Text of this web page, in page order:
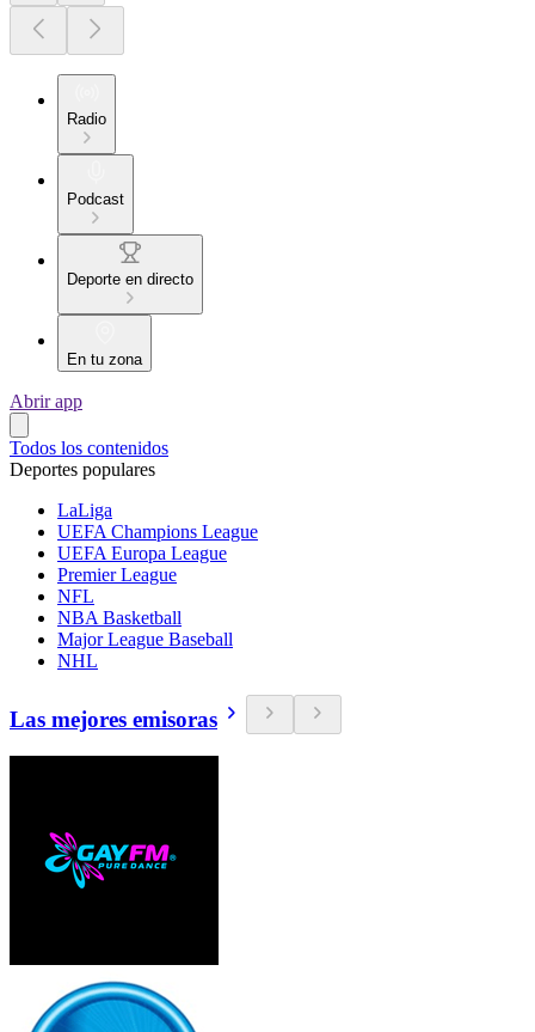
Radio
Podcast
Deporte en directo
En tu zona
Abrir app
Todos los contenidos
Deportes populares
LaLiga
UEFA Champions League
UEFA Europa League
Premier League
NFL
NBA Basketball
Major League Baseball
NHL
Las mejores emisoras